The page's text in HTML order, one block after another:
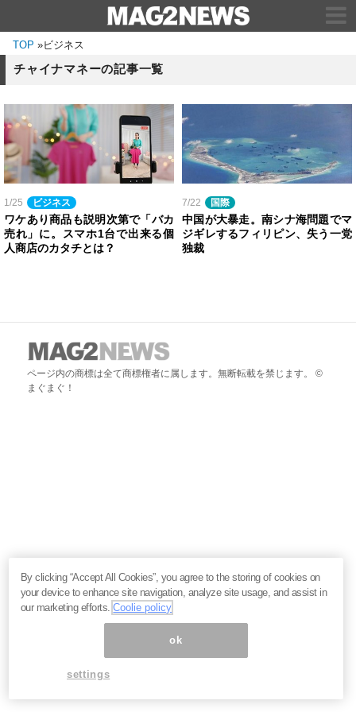
TOP »ビジネス
チャイナマネーの記事一覧
1/25 ビジネス
ワケあり商品も説明次第で「バカ
売れ」に。スマホ1台で出来る個
人商店のカタチとは？
7/22 国際
中国が大暴走。南シナ海問題でマ
ジギレするフィリピン、失う一党
独裁
ページ内の商標は全て商標権者に属します。無断転載を禁じます。 ©
まぐまぐ！
By clicking “Accept All Cookies”, you agree to the storing of cookies on
your device to enhance site navigation, analyze site usage, and assist in
our marketing efforts.Coolie policy
ok
settings